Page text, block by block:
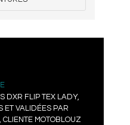
DXR FLIP TEX LADY,
ET VALIDÉES PAR
CLIENTE MOTOBLOUZ